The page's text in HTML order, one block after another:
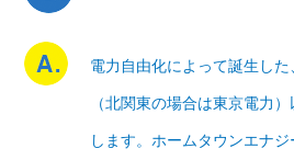
電力自由化によって誕生し
（北関東の場合は東京電力
します。ホームタウンエナジ